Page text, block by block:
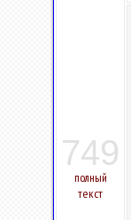
749
полный
текст